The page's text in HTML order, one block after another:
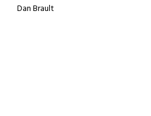
Dan Brault